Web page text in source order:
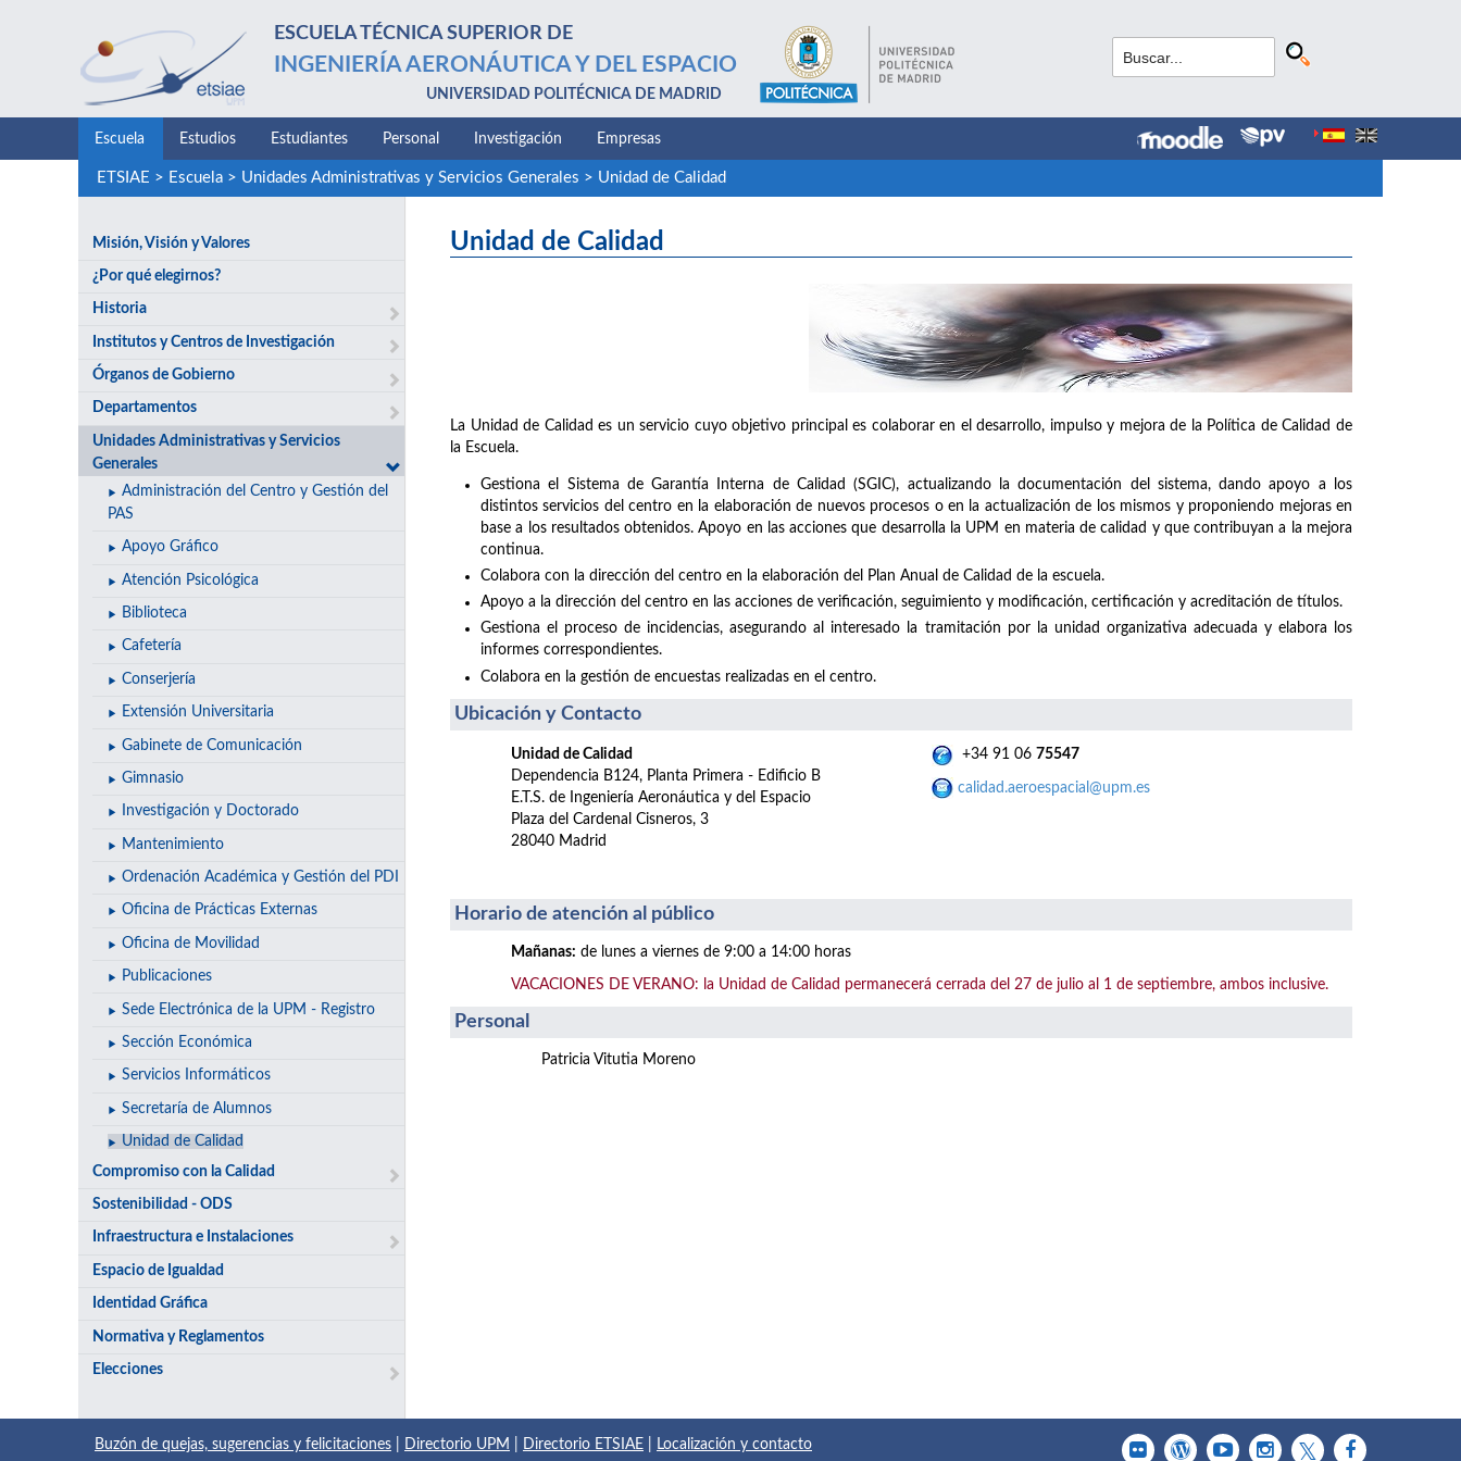
ESCUELA TÉCNICA SUPERIOR DE
INGENIERÍA AERONÁUTICA Y DEL ESPACIO
UNIVERSIDAD POLITÉCNICA DE MADRID
Escuela Estudios Estudiantes Personal Investigación Empresas
ETSIAE > Escuela> Unidades Administrativas y Servicios Generales > Unidad de Calidad
Misión, Visión y Valores
¿Por qué elegirnos?
Historia
Institutos y Centros de Investigación
Órganos de Gobierno
Departamentos
Unidades Administrativas y Servicios
Generales
Administración del Centro y Gestión del
PAS
Apoyo Gráfico
Atención Psicológica
Biblioteca
Cafetería
Conserjería
Extensión Universitaria
Gabinete de Comunicación
Gimnasio
Investigación y Doctorado
Mantenimiento
Ordenación Académica y Gestión del PDI
Oficina de Prácticas Externas
Oficina de Movilidad
Publicaciones
Sede Electrónica de la UPM - Registro
Sección Económica
Servicios Informáticos
Secretaría de Alumnos
Unidad de Calidad
Compromiso con la Calidad
Sostenibilidad - ODS
Infraestructura e Instalaciones
Espacio de Igualdad
Identidad Gráfica
Normativa y Reglamentos
Elecciones
Unidad de Calidad
La Unidad de Calidad es un servicio cuyo objetivo principal es colaborar en el desarrollo, impulso y mejora de la Política de Calidad de
la Escuela.
Gestiona el Sistema de Garantía Interna de Calidad (SGIC), actualizando la documentación del sistema, dando apoyo a los
distintos servicios del centro en la elaboración de nuevos procesos o en la actualización de los mismos y proponiendo mejoras en
base a los resultados obtenidos. Apoyo en las acciones que desarrolla la UPM en materia de calidad y que contribuyan a la mejora
continua.
Colabora con la dirección del centro en la elaboración del Plan Anual de Calidad de la escuela.
Apoyo a la dirección del centro en las acciones de verificación, seguimiento y modificación, certificación y acreditación de títulos.
Gestiona el proceso de incidencias, asegurando al interesado la tramitación por la unidad organizativa adecuada y elabora los
informes correspondientes.
Colabora en la gestión de encuestas realizadas en el centro.
Ubicación y Contacto
Unidad de Calidad
Dependencia B124, Planta Primera - Edificio B
E.T.S. de Ingeniería Aeronáutica y del Espacio
Plaza del Cardenal Cisneros, 3
28040 Madrid
+34 91 06 75547
calidad.aeroespacial@upm.es
Horario de atención al público
Mañanas: de lunes a viernes de 9:00 a 14:00 horas
VACACIONES DE VERANO: la Unidad de Calidad permanecerá cerrada del 27 de julio al 1 de septiembre, ambos inclusive.
Personal
Patricia Vitutia Moreno
Buzón de quejas, sugerencias y felicitaciones Directorio UPM Directorio ETSIAE Localización y contacto